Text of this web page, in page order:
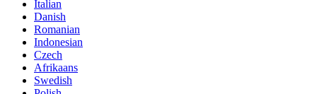
Italian
Danish
Romanian
Indonesian
Czech
Afrikaans
Swedish